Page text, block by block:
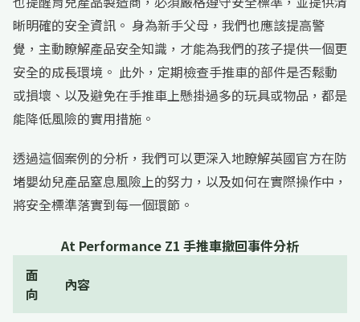
晰明確的安全資訊。 身為新手父母，我們也應該提高警
覺，主動瞭解產品安全知識，才能為我們的孩子提供一個更
安全的成長環境。 此外，定期檢查手推車的部件是否鬆動
或損壞、以及避免在手推車上懸掛過多的玩具或物品，都是
能降低風險的實用措施。
透過這個案例的分析，我們可以更深入地瞭解英國官方在防
堵嬰幼兒產品窒息風險上的努力，以及如何在實際操作中，
將安全標準落實到每一個環節。
At Performance Z1 手推車撤回事件分析
面
向
內容